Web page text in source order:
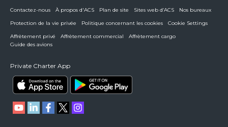
Contactez-nous À propos d'ACS Plan de site Sites web d’ACS
Nos bureaux
Protection de la vie privée
Politique concernant les cookies
Cookie Settings
Affrètement privé
Affrètement commercial
Affrètement cargo
Guide des avions
Private Charter App